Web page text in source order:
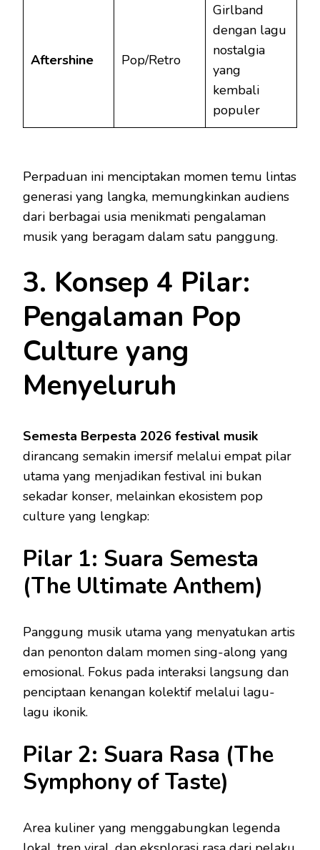
Aftershine Pop/Retro
Girlband
dengan lagu
nostalgia
yang
kembali
populer
Perpaduan ini menciptakan momen temu lintas
generasi yang langka, memungkinkan audiens
dari berbagai usia menikmati pengalaman
musik yang beragam dalam satu panggung.
3. Konsep 4 Pilar:
Pengalaman Pop
Culture yang
Menyeluruh
Semesta Berpesta 2026 festival musik
dirancang semakin imersif melalui empat pilar
utama yang menjadikan festival ini bukan
sekadar konser, melainkan ekosistem pop
culture yang lengkap:
Pilar 1: Suara Semesta
(The Ultimate Anthem)
Panggung musik utama yang menyatukan artis
dan penonton dalam momen sing-along yang
emosional. Fokus pada interaksi langsung dan
penciptaan kenangan kolektif melalui lagu-
lagu ikonik.
Pilar 2: Suara Rasa (The
Symphony of Taste)
Area kuliner yang menggabungkan legenda